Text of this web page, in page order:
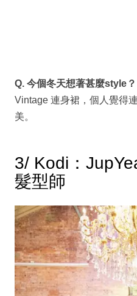
Q. 今個冬天想著甚麼style？
Vintage 連身裙，個人覺得
美。
3/ Kodi：
髮型師